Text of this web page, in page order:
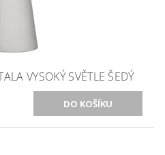
VYSOKÝ SVĚTLE ŠEDÝ